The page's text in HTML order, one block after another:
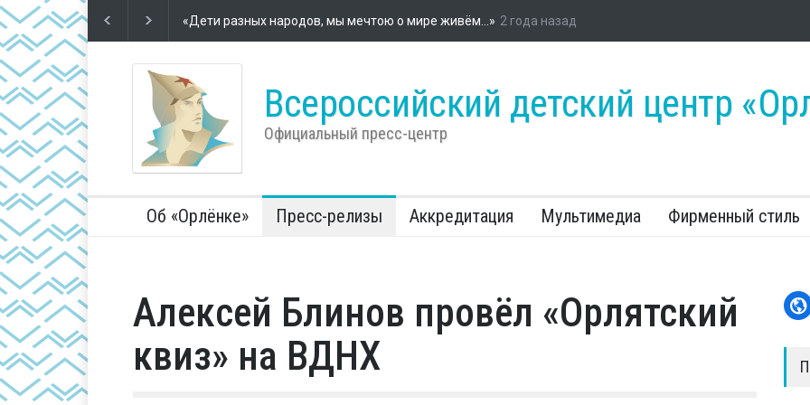
Футбол – школа жизни
Во Всероссийском детском центре «Орлёнок» стартовала энергетическая
2 года назад
Всероссийский детский центр
Официальный пресс-центр
Об «Орлёнке» Пресс-релизы Аккредитация Мультимедиа Фирменный стиль
Алексей Блинов провёл «Орлятский
квиз» на ВДНХ